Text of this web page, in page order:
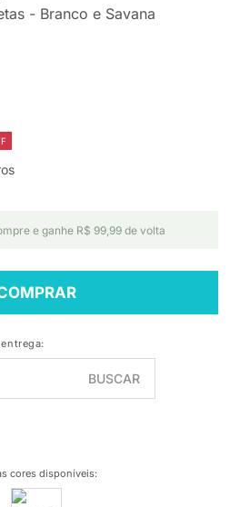
- Branco e Savana
e ganhe R$ 99,99 de volta
BUSCAR
cores disponíveis: